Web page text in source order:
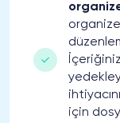
için